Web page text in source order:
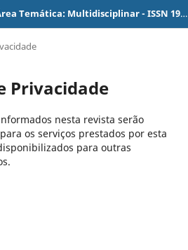
Revista Iluminart (Área Temática: Multidisciplinar - ISSN 1984-8625) - Câmpus Sertãozinho
Privacidade
nesta revista serão
os serviços prestados por esta
para outras